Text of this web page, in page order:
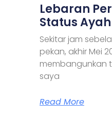
Lebaran
Status Ayah
Sekitar jam
pekan, akhir Mei
membangunkan
saya
Read More